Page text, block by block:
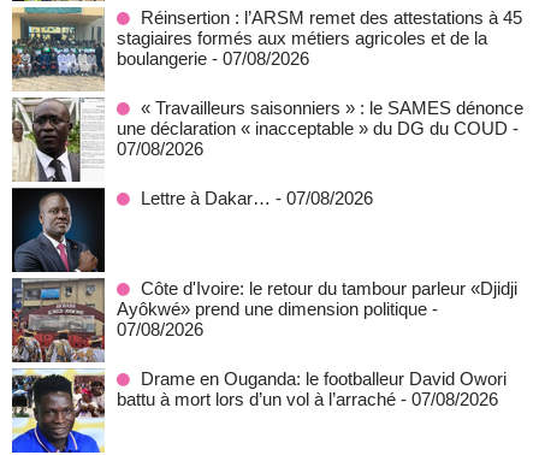
Réinsertion : l’ARSM remet des attestations à 45
stagiaires formés aux métiers agricoles et de la
boulangerie - 07/08/2026
« Travailleurs saisonniers » : le SAMES dénonce
une déclaration « inacceptable » du DG du COUD -
07/08/2026
Lettre à Dakar… - 07/08/2026
Côte d'Ivoire: le retour du tambour parleur «Djidji
Ayôkwé» prend une dimension politique -
07/08/2026
Drame en Ouganda: le footballeur David Owori
battu à mort lors d’un vol à l’arraché - 07/08/2026